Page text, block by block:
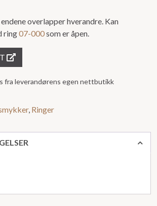
overlapper hverandre. Kan
ring07-000som er åpen.
fra leverandørens egen nettbutikk
, Ringer